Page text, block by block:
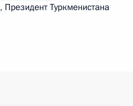
, Президент Туркменистана